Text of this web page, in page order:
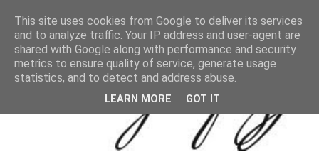
This site uses cookies from Google to deliver its services
and to analyze traffic. Your IP address and user-agent are
shared with Google along with performance and security
metrics to ensure quality of service, generate usage
statistics, and to detect and address abuse.
LEARN MORE GOT IT